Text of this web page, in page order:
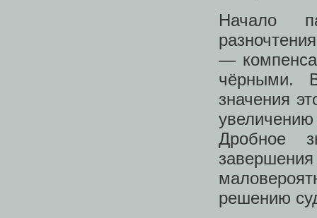
Начало
—
чёрными.
значения
Дробное
решению